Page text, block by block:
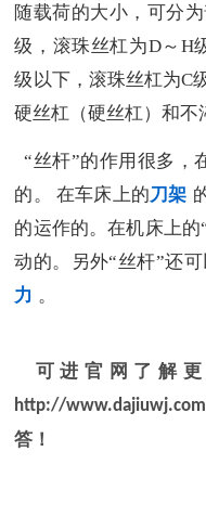
随载荷的大小，可分
级，滚珠丝杠为D～H
级以下，滚珠丝杠为C
硬丝杠（硬丝杠）和不
“丝杆”的作用很多，
的。 在车床上的刀架
的运作的。在机床上的
动的。另外“丝杆”还
力 。
可进官网了解更
http://
答！